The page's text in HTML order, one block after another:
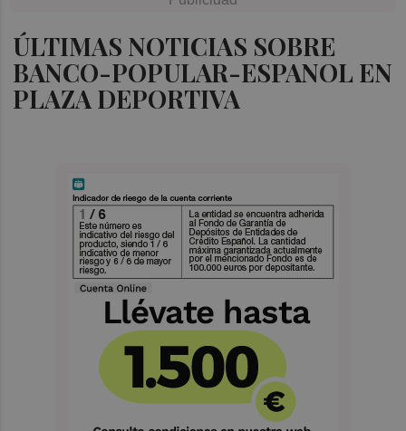
ÚLTIMAS NOTICIAS SOBRE
BANCO-POPULAR-ESPANOL EN
PLAZA DEPORTIVA